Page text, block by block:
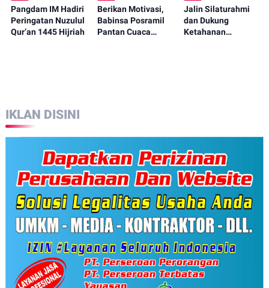
Pangdam IM Hadiri
Peringatan Nuzulul
Qur’an 1445 Hijriah
Berikan Motivasi,
Babinsa Posramil
Pantan Cuaca
Jalin Silaturahmi
dan Dukung
Ketahanan
IKLAN DISINI